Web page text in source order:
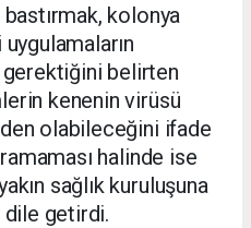
kolonya
gerektiğini belirten
kenenin virüsü
olabileceğini ifade
halinde ise
sağlık kuruluşuna
dile getirdi.